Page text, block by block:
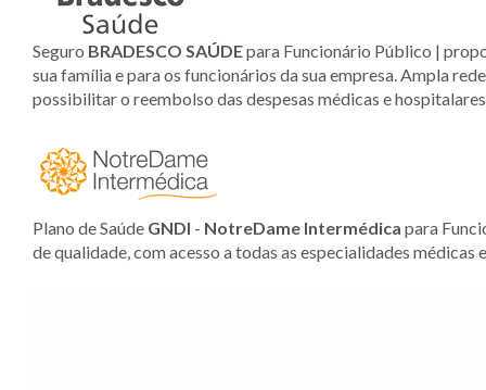
Seguro BRADESCO SAÚDEpara Funcionário Público |
sua família e para os funcionários da sua empresa. Ampla
possibilitar o reembolso das despesas médicas e
Plano de Saúde GNDI - NotreDame Intermédica para
de qualidade, com acesso a todas as especialidades médicas